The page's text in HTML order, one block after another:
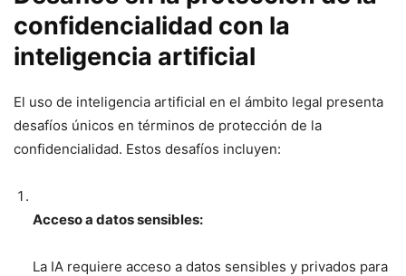
confidencialidad con la
inteligencia artificial
El uso de inteligencia artificial en el ámbito legal presenta
desafíos únicos en términos de protección de la
confidencialidad. Estos desafíos incluyen:
Acceso a datos sensibles:
La IA requiere acceso a datos sensibles y privados para